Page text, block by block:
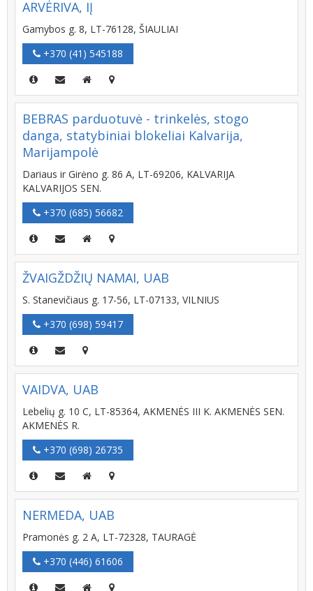
ARVĖRIVA, IĮ
Gamybos g. 8, LT-76128, ŠIAULIAI
+370 (41) 545188
BEBRAS parduotuvė - trinkelės, stogo
danga, statybiniai blokeliai Kalvarija,
Marijampolė
Dariaus ir Girėno g. 86 A, LT-69206, KALVARIJA
KALVARIJOS SEN.
+370 (685) 56682
ŽVAIGŽDŽIŲ NAMAI, UAB
S. Stanevičiaus g. 17-56, LT-07133, VILNIUS
+370 (698) 59417
VAIDVA, UAB
Lebelių g. 10 C, LT-85364, AKMENĖS III K. AKMENĖS SEN.
AKMENĖS R.
+370 (698) 26735
NERMEDA, UAB
Pramonės g. 2 A, LT-72328, TAURAGĖ
+370 (446) 61606